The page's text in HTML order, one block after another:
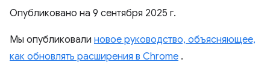
Опубликовано на 9 сентября 2025 г.
Мы опубликовали новое руководство, объясняющее,
как обновлять расширения в Chrome .